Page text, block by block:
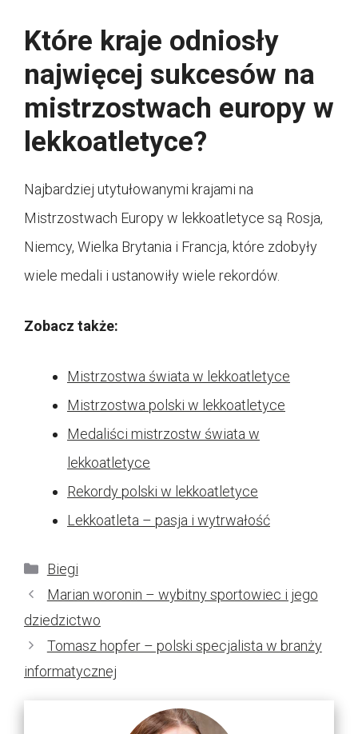
Które kraje odniosły
najwięcej sukcesów na
mistrzostwach europy w
lekkoatletyce?
Najbardziej utytułowanymi krajami na
Mistrzostwach Europy w lekkoatletyce są Rosja,
Niemcy, Wielka Brytania i Francja, które zdobyły
wiele medali i ustanowiły wiele rekordów.
Zobacz także:
Mistrzostwa świata w lekkoatletyce
Mistrzostwa polski w lekkoatletyce
Medaliści mistrzostw świata w
lekkoatletyce
Rekordy polski w lekkoatletyce
Lekkoatleta – pasja i wytrwałość
Kategorie
Biegi
Marian woronin – wybitny sportowiec i jego
dziedzictwo
Tomasz hopfer – polski specjalista w branży
informatycznej